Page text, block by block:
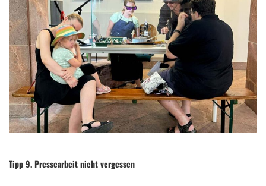
Tipp 9. Pressearbeit nicht vergessen